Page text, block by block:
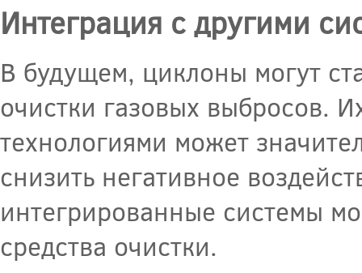
Интеграция с другими
В будущем, циклоны могут
очистки газовых выбросов.
технологиями может
снизить негативное
интегрированные системы
средства очистки.